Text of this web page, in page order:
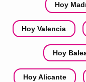
Hoy
Hoy Valencia
Hoy
Hoy Alicante